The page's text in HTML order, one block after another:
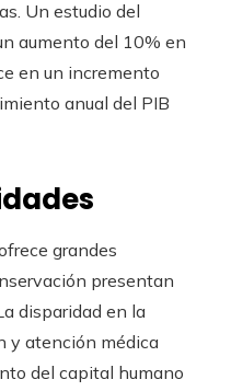
Un estudio del
aumento del 10% en
en un incremento
anual del PIB
grandes
presentan
disparidad en la
y atención médica
del capital humano